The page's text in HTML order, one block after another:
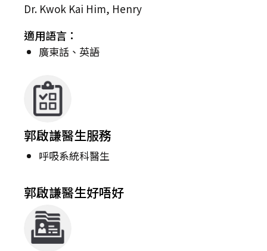
Dr. Kwok Kai Him, Henry
適用語言：
廣東話、英語
郭啟謙醫生服務
呼吸系統科醫生
郭啟謙醫生好唔好